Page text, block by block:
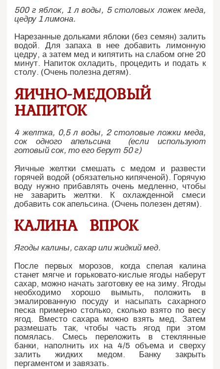
500 г яблок, 1 л воды, 5 столовых ложек меда,
цедру 1 лимона.
Нарезанные дольками яблоки (без семян) залить
водой. Для запаха в нее добавить лимонную
цедру, а затем мед и кипятить на слабом огне 20
минут. Напиток охладить, процедить и подать к
столу. (Очень полезна детям).
ЯИЧНО-МЕДОВЫЙ
НАПИТОК
4 желтка, 0,5 л воды, 2 столовые ложки меда,
сок одного апельсина (если используют
готовый сок, то его берут 50 г)
Яичные желтки смешать с медом и развести
горячей водой (обязательно кипяченой). Горячую
воду нужно прибавлять очень медленно, чтобы
не заварить желтки. К охлажденной смеси
добавить сок апельсина. (Очень полезен детям).
КАЛИНА ВПРОК
Ягоды калины, сахар или жидкий мед.
После первых морозов, когда спелая калина
станет мягче и горьковато-кислые ягоды наберут
сахар, можно начать заготовку ее на зиму. Ягоды
необходимо хорошо вымыть, положить в
эмалированную посуду и насыпать сахарного
песка примерно столько, сколько взято по весу
ягод. Вместо сахара можно взять мед. Затем
размешать так, чтобы часть ягод при этом
помялась. Смесь переложить в стеклянные
банки, наполнить их на 4/5 объема и сверху
залить жидких медом. Банку закрыть
пергаментом и завязать.